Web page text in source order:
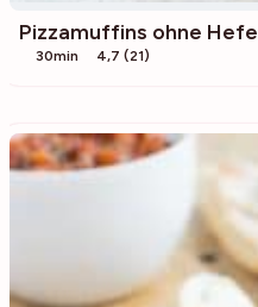
Pizzamuffins ohne Hefe
30min 4,7 (21)